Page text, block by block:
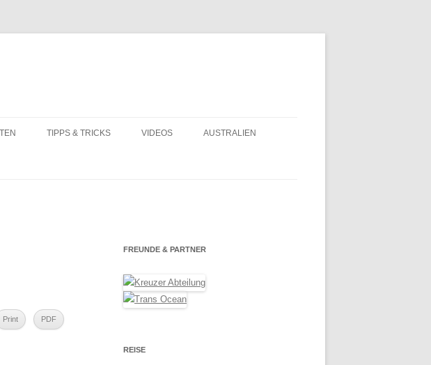
AUF LANGFAHRT
TIPPS & TRICKS
ODER OHNE AGENTEN?
PANTRY UND HAUSHALT
AMATEURFUNK – EINBAU UND
VIDEOS AUSTRALIEN
Print PDF
FREUNDE & PARTNER
REISE